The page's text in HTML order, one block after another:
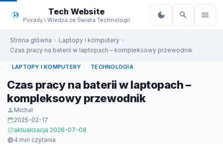
do
treści
Tech Website
Porady i Wiedza ze Świata Technologii
Strona główna
Laptopy i komputery
Czas pracy na baterii w laptopach – kompleksowy przewodnik
LAPTOPY I KOMPUTERY TECHNOLOGIA
Czas pracy na baterii w laptopach –
kompleksowy przewodnik
Michal
2025-02-17
aktualizacja 2026-07-08
4 min czytania